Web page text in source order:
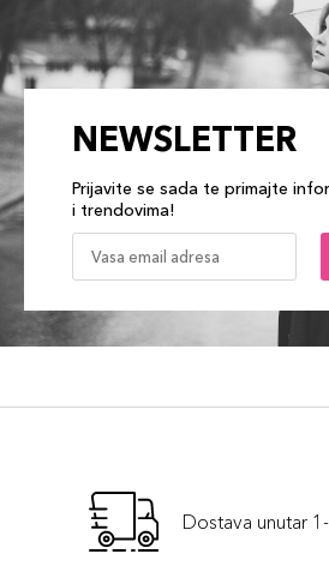
NEWSLETTER
Prijavite se sada te primajte
i trendovima!
Dostava unutar